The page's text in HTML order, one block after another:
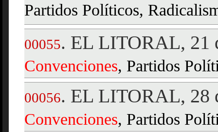
Partidos Políticos,
00055. EL LITORAL, 21
Convenciones, Partidos
00056. EL LITORAL, 28
Convenciones, Partidos